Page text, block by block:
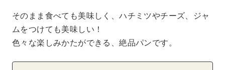
そのまま食べても美味しく、ハチミツやチーズ、ジャ
ムをつけても美味しい！
色々な楽しみかたができる、絶品パンです。